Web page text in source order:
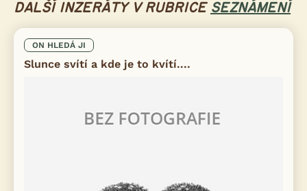
DALŠÍ INZERÁTY V RUBRICE SEZNÁMENÍ
ON HLEDÁ JI
Slunce svítí a kde je to kvítí....